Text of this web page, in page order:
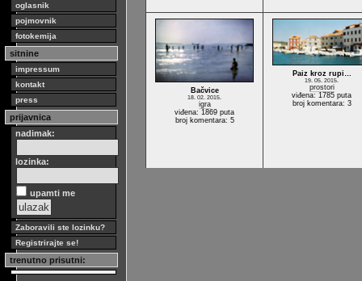
oglasnik
pojmovnik
fotokemija
sitnine
impressum
kontakt
press
prijavnica
nadimak:
lozinka:
upamti me
Zaboravili ste lozinku?
Registrirajte se!
trenutno prisutni:
Bačvice
18. 02. 2015.
igra
viđena: 1869 puta
broj komentara: 5
Paiz kroz rupi…
19. 05. 2015.
prostori
viđena: 1785 puta
broj komentara: 3